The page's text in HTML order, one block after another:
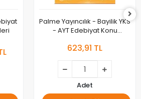
Palme Yayıncılık - Bayilik YKS
- AYT Edebiyat Konu
623,91 TL
Adet